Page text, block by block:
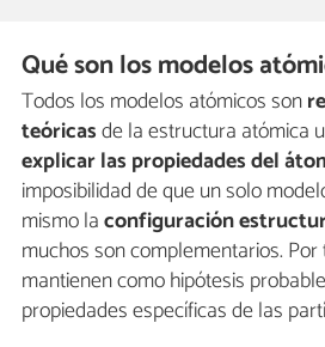
Qué son los modelos
Todos los modelos atómicos son
teóricasde la estructura atómica
explicar las propiedades del
imposibilidad de que un solo
mismo laconfiguración
muchos son complementarios.
mantienen como hipótesis
propiedades específicas de las